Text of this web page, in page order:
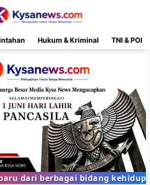
Hukum & Kriminal TNI &
berbagai bidang